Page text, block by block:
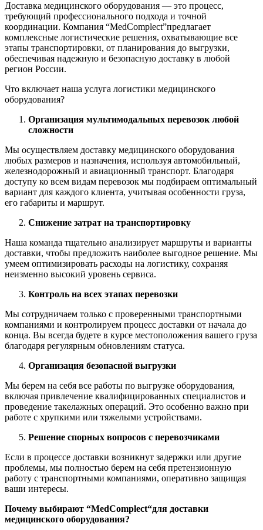
Доставка медицинского оборудования — это процесс,
требующий профессионального подхода и точной
координации. Компания “MedComplect”предлагает
комплексные логистические решения, охватывающие все
этапы транспортировки, от планирования до выгрузки,
обеспечивая надежную и безопасную доставку в любой
регион России.
Что включает наша услуга логистики медицинского
оборудования?
Организация мультимодальных перевозок любой
сложности
Мы осуществляем доставку медицинского оборудования
любых размеров и назначения, используя автомобильный,
железнодорожный и авиационный транспорт. Благодаря
доступу ко всем видам перевозок мы подбираем оптимальный
вариант для каждого клиента, учитывая особенности груза,
его габариты и маршрут.
Снижение затрат на транспортировку
Наша команда тщательно анализирует маршруты и варианты
доставки, чтобы предложить наиболее выгодное решение. Мы
умеем оптимизировать расходы на логистику, сохраняя
неизменно высокий уровень сервиса.
Контроль на всех этапах перевозки
Мы сотрудничаем только с проверенными транспортными
компаниями и контролируем процесс доставки от начала до
конца. Вы всегда будете в курсе местоположения вашего груза
благодаря регулярным обновлениям статуса.
Организация безопасной выгрузки
Мы берем на себя все работы по выгрузке оборудования,
включая привлечение квалифицированных специалистов и
проведение такелажных операций. Это особенно важно при
работе с хрупкими или тяжелыми устройствами.
Решение спорных вопросов с перевозчиками
Если в процессе доставки возникнут задержки или другие
проблемы, мы полностью берем на себя претензионную
работу с транспортными компаниями, оперативно защищая
ваши интересы.
Почему выбирают “MedComplect“для доставки
медицинского оборудования?